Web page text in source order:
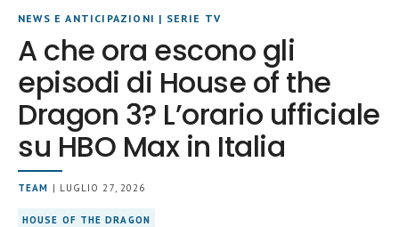
NEWS E ANTICIPAZIONI | SERIE TV
A che ora escono gli
episodi di House of the
Dragon 3? L’orario ufficiale
su HBO Max in Italia
TEAM | LUGLIO 27, 2026
HOUSE OF THE DRAGON